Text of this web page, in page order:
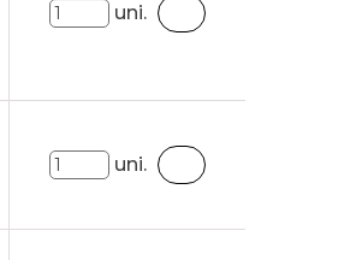
uni.
uni.